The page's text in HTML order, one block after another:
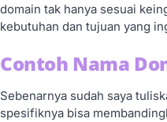
domain tak hanya sesuai
kebutuhan dan tujuan yang
Contoh Nama
Sebenarnya sudah saya
spesifiknya bisa